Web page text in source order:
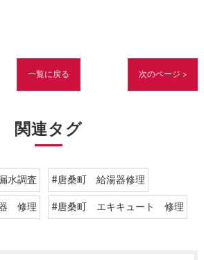
一覧に戻る 次のページ >
関連タグ
水調査
#唐桑町 給湯器修理
修理
#唐桑町 エキキュート 修理